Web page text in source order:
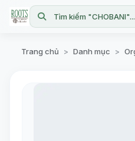
Tìm kiếm "CHOBANI"...
Trang chủ > Danh mục >